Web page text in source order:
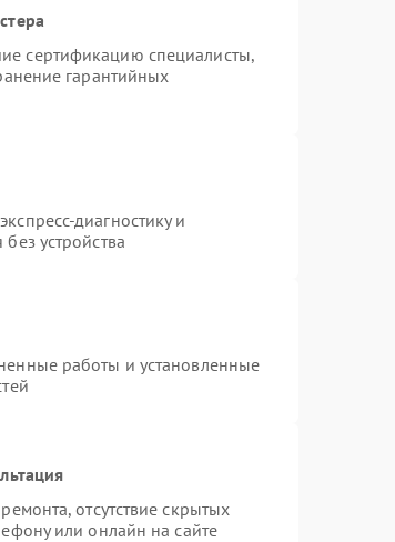
сертификацию специалисты,
гарантийных
диагностику и
устройства
работы и установленные
отсутствие скрытых
или онлайн на сайте